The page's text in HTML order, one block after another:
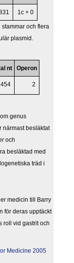
1c + 0
och flera
plasmid.
nt Operon
454 2
genus
närmast besläktat
och
besläktad med
träd i
medicin till Barry
för deras upptäckt
roll vid gastrit och
Medicine 2005